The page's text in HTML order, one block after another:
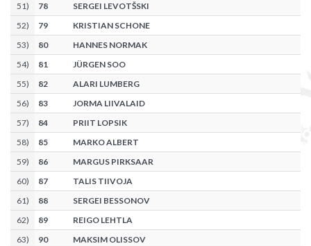
51) 78
SERGEI LEVOTŠSKI
52) 79
KRISTIAN SCHONE
53) 80
HANNES NORMAK
54) 81
JÜRGEN SOO
55) 82
ALARI LUMBERG
56) 83
JORMA LIIVALAID
57) 84
PRIIT LOPSIK
58) 85
MARKO ALBERT
59) 86
MARGUS PIRKSAAR
60) 87
TALIS TIIVOJA
61) 88
SERGEI BESSONOV
62) 89
REIGO LEHTLA
63) 90
MAKSIM OLISSOV